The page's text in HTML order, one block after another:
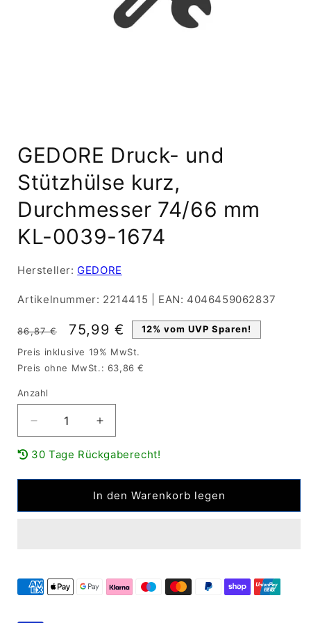
in
Modal
GEDORE Druck- und
Stützhülse kurz,
Durchmesser 74/66 mm
KL-0039-1674
Hersteller: GEDORE
Artikelnummer: 2214415 EAN: 4046459062837
Normaler
Preis
86,87 € Verkaufspreis
75,99 € 12% vom UVP Sparen!
Preis inklusive 19% MwSt.
Preis ohne MwSt.: 63,86 €
Anzahl
Verringere
die
Menge
und
mm
Erhöhe
die
Menge
Druck-
und
mm
30 Tage Rückgaberecht!
In den Warenkorb legen